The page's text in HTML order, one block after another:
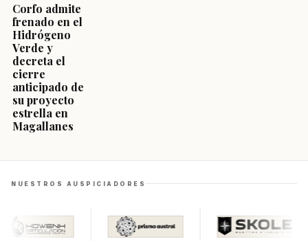
Corfo admite
frenado en el
Hidrógeno
Verde y
decreta el
cierre
anticipado de
su proyecto
estrella en
Magallanes
NUESTROS AUSPICIADORES